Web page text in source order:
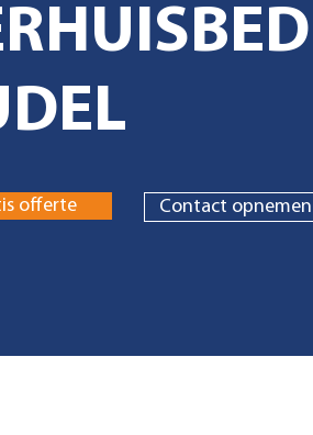
offerte Contact opnemen